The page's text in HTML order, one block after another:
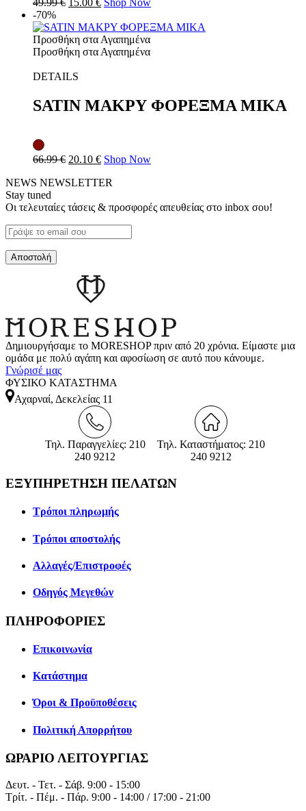
49.99€ 15.00 € Shop Now
-70%
Προσθήκη στα Αγαπημένα
Προσθήκη στα Αγαπημένα
DETAILS
SATIN ΜΑΚΡΥ ΦΟΡΕΞΜΑ MIKA
66.99€ 20.10 € Shop Now
NEWS NEWSLETTER
Stay tuned
Οι τελευταίες τάσεις & προσφορές απευθείας στο inbox σου!
Δημιουργήσαμε το MORESHOP πριν από 20 χρόνια. Είμαστε μια
ομάδα με πολύ αγάπη και αφοσίωση σε αυτό που κάνουμε.
Γνώρισέ μας
ΦΥΣΙΚΟ ΚΑΤΑΣΤΗΜΑ
Αχαρναί, Δεκελείας 11
Τηλ. Παραγγελίες: 210
240 9212
Τηλ. Καταστήματος: 210
240 9212
ΕΞΥΠΗΡΕΤΗΣΗ ΠΕΛΑΤΩΝ
Τρόποι πληρωμής
Τρόποι αποστολής
Αλλαγές/Επιστροφές
Οδηγός Μεγεθών
ΠΛΗΡΟΦΟΡΙΕΣ
Επικοινωνία
Κατάστημα
Όροι & Προϋποθέσεις
Πολιτική Απορρήτου
ΩΡΑΡΙΟ ΛΕΙΤΟΥΡΓΙΑΣ
Δευτ. - Τετ. - Σάβ. 9:00 - 15:00
Τρίτ. - Πέμ. - Πάρ. 9:00 - 14:00 / 17:00 - 21:00